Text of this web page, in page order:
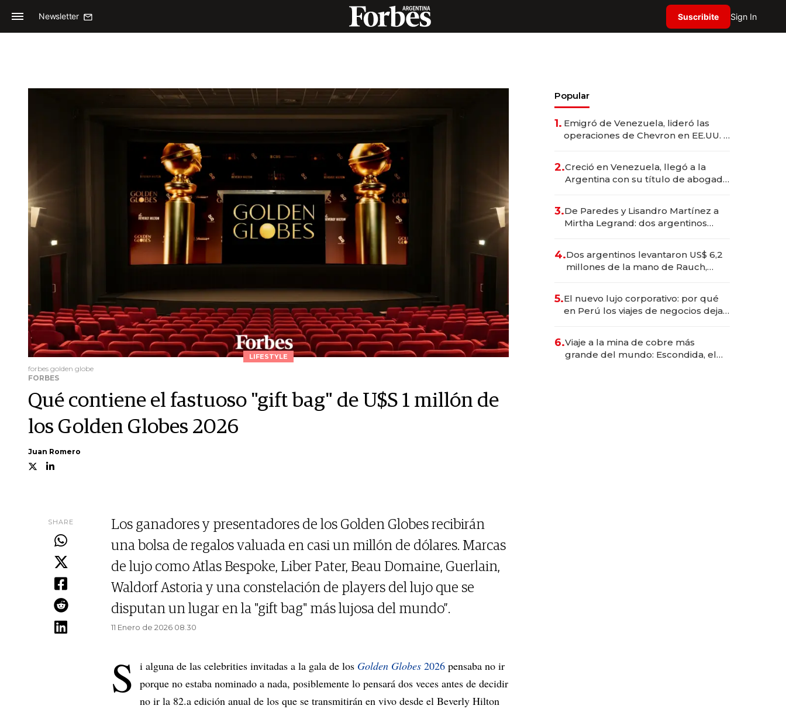
Newsletter Suscribite Sign In
LIFESTYLE
forbes golden globe
FORBES
Qué contiene el fastuoso "gift bag" de U$S 1 millón de
los Golden Globes 2026
Juan Romero
SHARE
Los ganadores y presentadores de los Golden Globes recibirán
una bolsa de regalos valuada en casi un millón de dólares. Marcas
de lujo como Atlas Bespoke, Liber Pater, Beau Domaine, Guerlain,
Waldorf Astoria y una constelación de players del lujo que se
disputan un lugar en la "gift bag" más lujosa del mundo”.
11 Enero de 2026 08.30
S i alguna de las celebrities invitadas a la gala de los Golden Globes 2026 pensaba no ir
porque no estaba nominado a nada, posiblemente lo pensará dos veces antes de decidir
no ir la 82.a edición anual de los que se transmitirán en vivo desde el Beverly Hilton
Popular
1. Emigró de Venezuela, lideró las
operaciones de Chevron en EE.UU. y
2.Creció en Venezuela, llegó a la
Argentina con su título de abogado
marcas "fast premium"
3.De Paredes y Lisandro Martínez a
Mirtha Legrand: dos argentinos
deportivo y el cuidado corporal
4.Dos argentinos levantaron US$ 6,2
millones de la mano de Rauch,
5.El nuevo lujo corporativo: por qué
en Perú los viajes de negocios dejan
6.Viaje a la mina de cobre más
grande del mundo: Escondida, el